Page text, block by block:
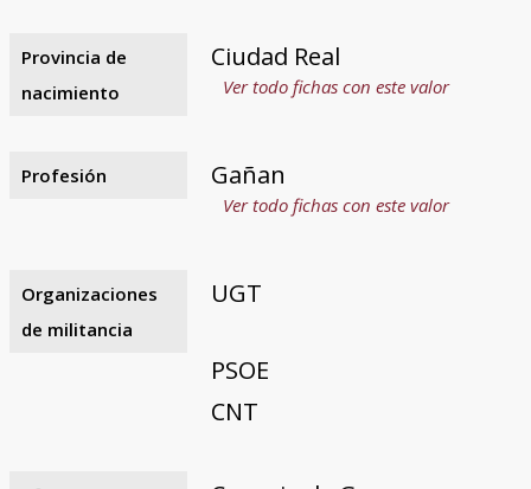
Provincia de
nacimiento
Ciudad Real
Ver todo fichas con este valor
Profesión Gañan
Ver todo fichas con este valor
Organizaciones
de militancia
UGT
PSOE
CNT